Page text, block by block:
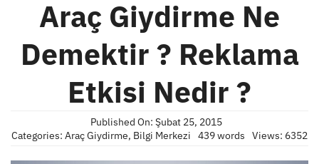
Araç Giydirme Ne
Demektir ? Reklama
Etkisi Nedir ?
Published On: Şubat 25, 2015
Categories: Araç Giydirme, Bilgi Merkezi 439 words Views: 6352